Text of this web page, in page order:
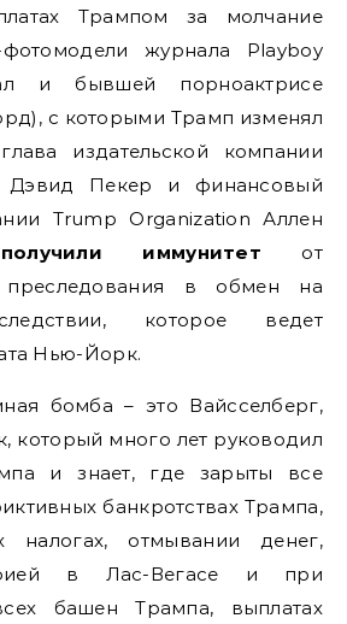
Трампом за молчание
журнала Playboy
и бывшей порноактрисе
с которыми Трамп изменял
издательской компании
Дэвид Пекер и финансовый
Trump Organization Аллен
получили иммунитет от
преследования в обмен на
которое ведет
Нью-Йорк.
бомба – это Вайсселберг,
который много лет руководил
и знает, где зарыты все
банкротствах Трампа,
налогах, отмывании денег,
в Лас-Вегасе и при
башен Трампа, выплатах